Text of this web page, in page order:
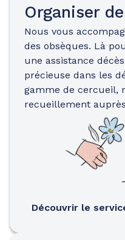
Organiser
Nous vous
des obsèques. Là
une assistance
précieuse dans les
gamme de cercueil,
recueillement
Découvrir le